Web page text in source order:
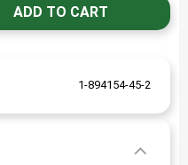
1-894154-45-2